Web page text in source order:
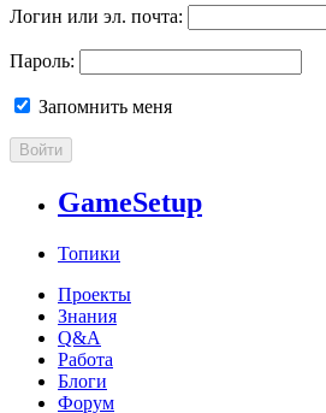
Логин или эл. почта:
Пароль:
Запомнить меня
Войти
GameSetup
Топики
Проекты
Знания
Q&A
Работа
Блоги
Форум